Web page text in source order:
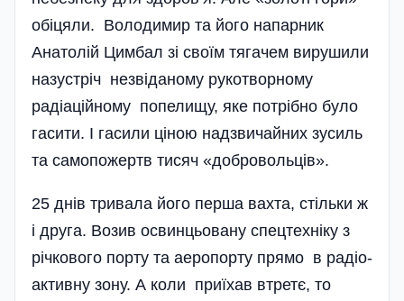
обіцяли. Володимир та його напарник
Анатолій Цимбал зі своїм тягачем вирушили
назустріч незвіданому рукотворному
радіаці­й­ному попелищу, яке потрібно було
гасити. І гасили ціною надзвичайних зусиль
та самопожертв тисяч «добровольців».
25 днів тривала його перша вахта, стільки ж
і друга. Возив освин­цьо­вану спецтехніку з
річкового по­р­ту та аеропорту прямо в радіо-
активну зону. А коли приїхав втретє, то